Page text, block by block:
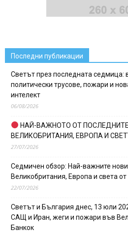
Последни публикации
Светът през последната седмица:
политически трусове, пожари и
интелект
06/08/2026
НАЙ-ВАЖНОТО ОТ
ВЕЛИКОБРИТАНИЯ, ЕВРОПА И
27/07/2026
Седмичен обзор: Най-важните
Великобритания, Европа и света
22/07/2026
Светът и България днес, 13 юли
САЩ и Иран, жеги и пожари във
Банкок